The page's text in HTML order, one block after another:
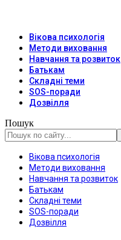
Вікова психологія
Методи виховання
Навчання та розвиток
Батькам
Складні теми
SOS-поради
Дозвілля
Пошук
Вікова психологія
Методи виховання
Навчання та розвиток
Батькам
Складні теми
SOS-поради
Дозвілля